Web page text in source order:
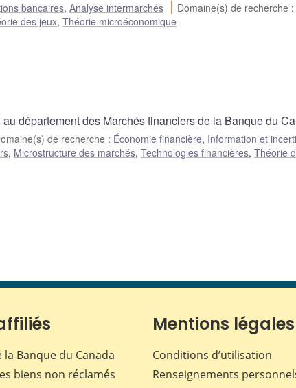
bancaires, Analyse intermarchés Domaine(s) de recherche :
des jeux, Théorie microéconomique
département des Marchés financiers de la Banque du
de recherche : Économie financière, Information et
, Microstructure des marchés, Technologies financières, Théorie
la Banque du Canada
biens non réclamés
Mentions légales
Conditions d’utilisation
Renseignements